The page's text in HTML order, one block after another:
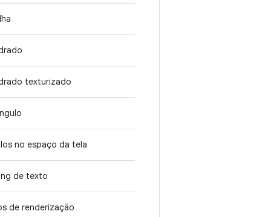
texturizado
no espaço da tela
de texto
de renderização